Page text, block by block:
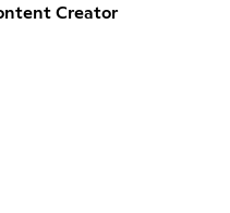
Creator